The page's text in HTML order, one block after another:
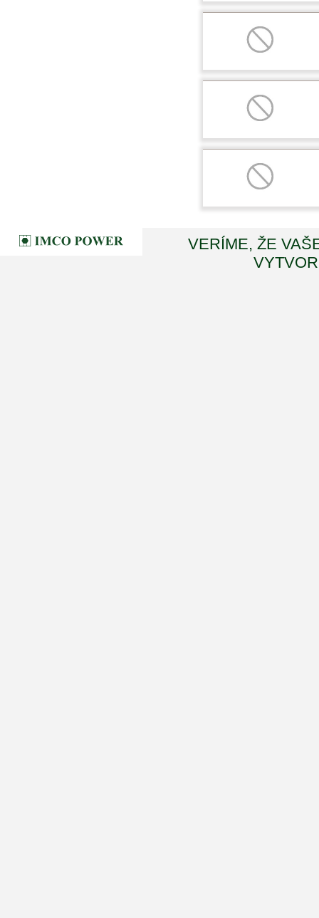
VERÍME, ŽE